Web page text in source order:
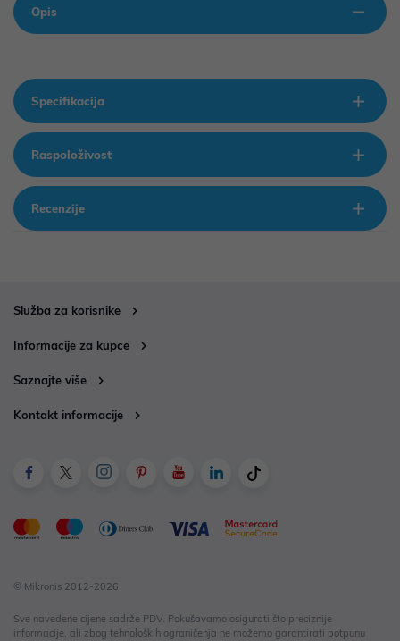
Opis
Specifikacija
Raspoloživost
Recenzije
Služba za korisnike
Informacije za kupce
Saznajte više
Kontakt informacije
© Mikronis 2012-2026
Sve navedene cijene sadrže PDV. Pokušavamo osigurati što preciznije
informacije, ali zbog tehnoloških ograničenja ne možemo garantirati potpunu